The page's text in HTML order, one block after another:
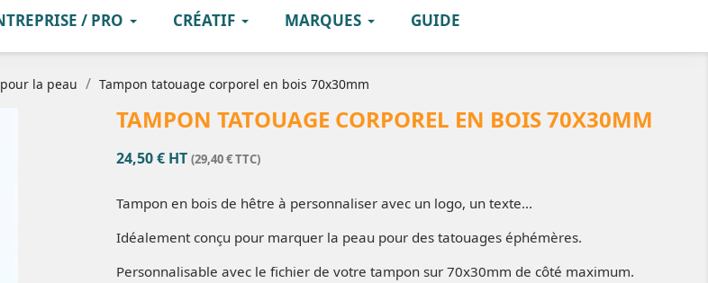
/ PRO CRÉATIF MARQUES GUIDE
la peau Tampon tatouage corporel en bois 70x30mm
TAMPON TATOUAGE CORPOREL EN BOIS 70X30MM
24,50 € HT (29,40 € TTC)
Tampon en bois de hêtre à personnaliser avec un logo, un texte...
Idéalement conçu pour marquer la peau pour des tatouages éphémères.
Personnalisable avec le fichier de votre tampon sur 70x30mm de côté maximum.